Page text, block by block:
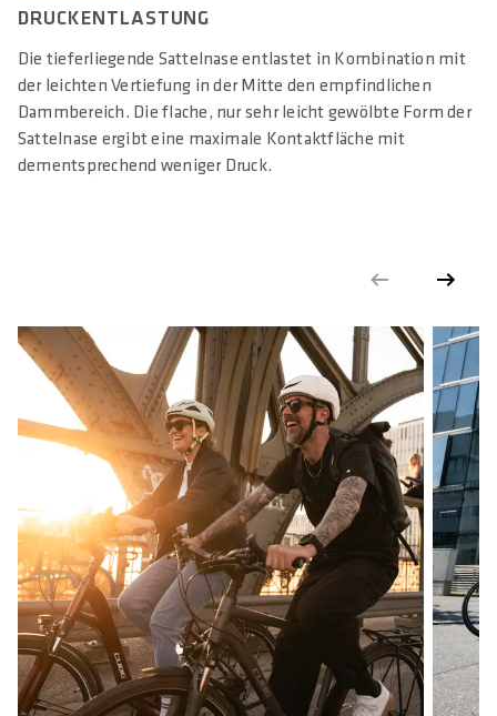
DRUCKENTLASTUNG
Die tieferliegende Sattelnase entlastet in Kombination mit
der leichten Vertiefung in der Mitte den empfindlichen
Dammbereich. Die flache, nur sehr leicht gewölbte Form der
Sattelnase ergibt eine maximale Kontaktfläche mit
dementsprechend weniger Druck.